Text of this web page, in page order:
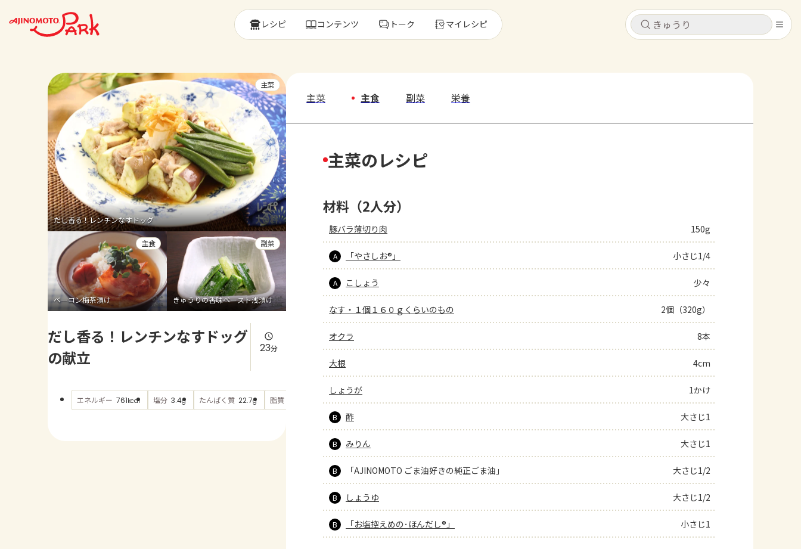
キャンセル
よくあるお問い合わせ
お買い物
キャンセル
レシピ コンテンツ トーク マイレシピ
だし香る！レンチンなすドッグ
主菜
ベーコン梅茶漬け
主食
きゅうりの香味ペースト浅漬け
副菜
だし香る！レンチンなすドッグ
の献立
23分
エネルギー 761kcal 塩分 3.4g たんぱく質 22.7g 脂質 もっと見る
主菜 主食 副菜 栄養
主菜のレシピ
材料（2人分）
豚バラ薄切り肉 150g
A 「やさしお®」 小さじ1/4
A こしょう 少々
なす・１個１６０ｇくらいのもの 2個（320g）
オクラ 8本
大根 4cm
しょうが 1かけ
B 酢 大さじ1
B みりん 大さじ1
B 「AJINOMOTO ごま油好きの純正ごま油」 大さじ1/2
B しょうゆ 大さじ1/2
B 「お塩控えめの･ほんだし®」 小さじ1